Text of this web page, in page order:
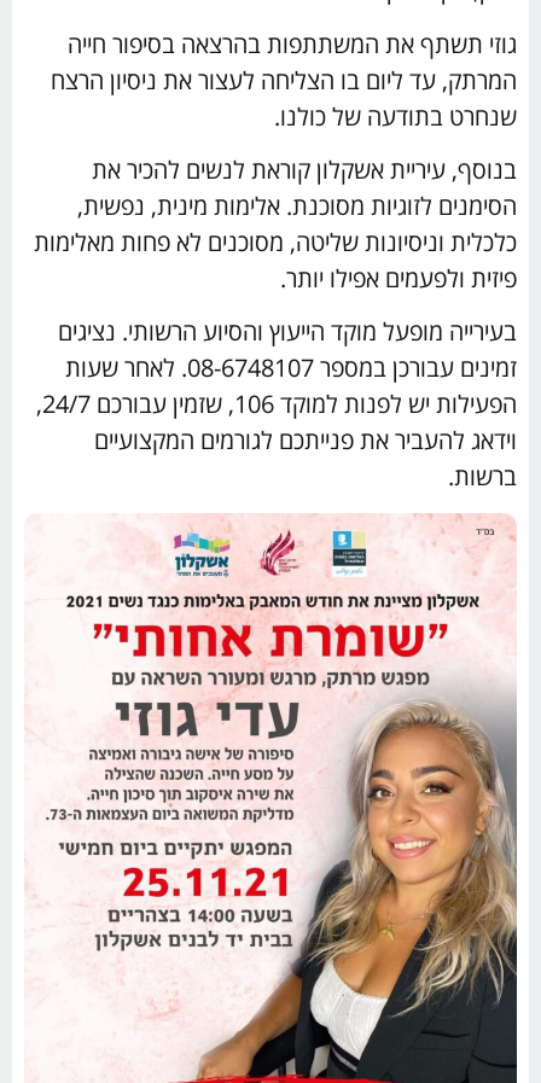
גוזי תשתף את המשתתפות בהרצאה בסיפור חייה
המרתק, עד ליום בו הצליחה לעצור את ניסיון הרצח
שנחרט בתודעה של כולנו.
בנוסף, עיריית אשקלון קוראת לנשים להכיר את
הסימנים לזוגיות מסוכנת. אלימות מינית, נפשית,
כלכלית וניסיונות שליטה, מסוכנים לא פחות מאלימות
פיזית ולפעמים אפילו יותר.
בעירייה מופעל מוקד הייעוץ והסיוע הרשותי. נציגים
זמינים עבורכן במספר 08-6748107. לאחר שעות
הפעילות יש לפנות למוקד 106, שזמין עבורכם 24/7,
וידאג להעביר את פנייתכם לגורמים המקצועיים
ברשות.